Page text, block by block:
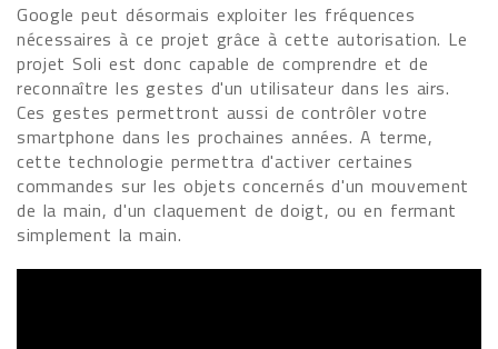
Google peut désormais exploiter les fréquences
nécessaires à ce projet grâce à cette autorisation. Le
projet Soli est donc capable de comprendre et de
reconnaître les gestes d'un utilisateur dans les airs.
Ces gestes permettront aussi de contrôler votre
smartphone dans les prochaines années. A terme,
cette technologie permettra d'activer certaines
commandes sur les objets concernés d'un mouvement
de la main, d'un claquement de doigt, ou en fermant
simplement la main.